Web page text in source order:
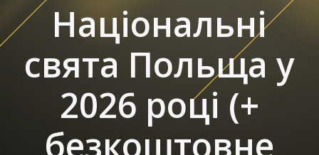
Національні
свята Польща у
2026 році (+
безкоштовне